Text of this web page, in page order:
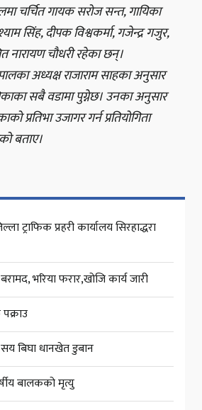
चर्चित गायक सरोज सन्त, गायिका
सिंह, दीपक विश्वकर्मा, गजेन्द्र गजुर,
नारायण चौधरी रहेका छन्।
अध्यक्ष राजाराम साहका अनुसार
सबै वडामा पुग्नेछ। उनका अनुसार
प्रतिभा उजागर गर्न प्रतियोगिता
बताए।
ट्राफिक प्रहरी कार्यालय सिरहाद्धरा
भरिया फरार,खोजि कार्य जारी
सय बिघा धानखेत डुबान
बालकको मृत्यु